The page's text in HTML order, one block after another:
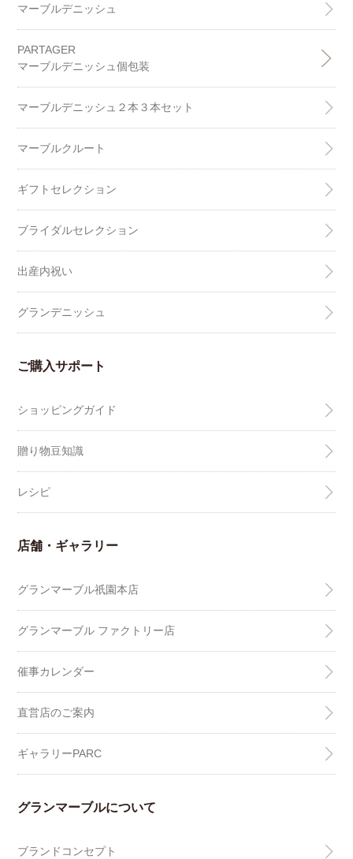
マーブルデニッシュ
PARTAGER
マーブルデニッシュ個包装
マーブルデニッシュ２本３本セット
マーブルクルート
ギフトセレクション
ブライダルセレクション
出産内祝い
グランデニッシュ
ご購入サポート
ショッピングガイド
贈り物豆知識
レシピ
店舗・ギャラリー
グランマーブル祇園本店
グランマーブル ファクトリー店
催事カレンダー
直営店のご案内
ギャラリーPARC
グランマーブルについて
ブランドコンセプト